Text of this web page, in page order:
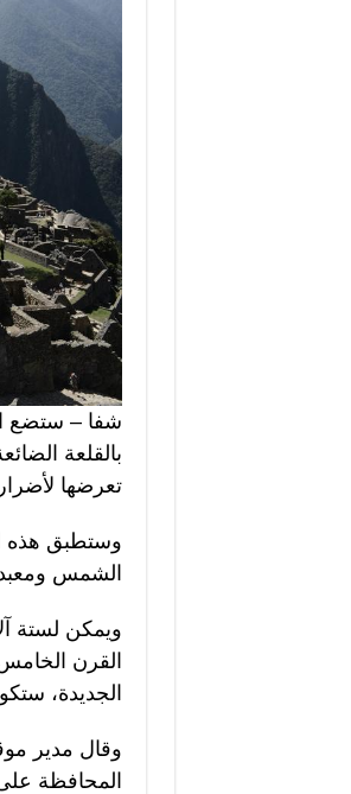
شفا – ستضع
بالقلعة
تعرضها
الشمس ومعبد
ويمكن لستة
القرن
الجديدة،
وقال مدير
المحافظة على